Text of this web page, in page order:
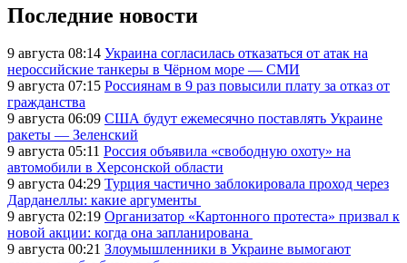
Последние новости
9 августа 08:14 Украина согласилась отказаться от атак на
нероссийские танкеры в Чёрном море — СМИ
9 августа 07:15 Россиянам в 9 раз повысили плату за отказ от
гражданства
9 августа 06:09 США будут ежемесячно поставлять Украине
ракеты — Зеленский
9 августа 05:11 Россия объявила «свободную охоту» на
автомобили в Херсонской области
9 августа 04:29 Турция частично заблокировала проход через
Дарданеллы: какие аргументы
9 августа 02:19 Организатор «Картонного протеста» призвал к
новой акции: когда она запланирована
9 августа 00:21 Злоумышленники в Украине вымогают